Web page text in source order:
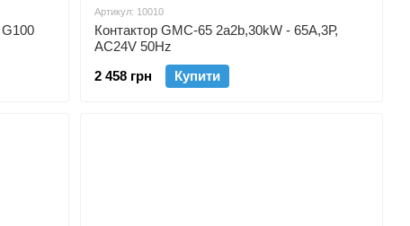
Артикул: 10010
Контактор GMC-65 2a2b,30kW - 65A,3Р,
AC24V 50Hz
2 458 грн
Купити